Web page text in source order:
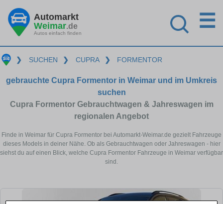
Automarkt
Weimar.de
Autos einfach finden
☰
❯ SUCHEN ❯ CUPRA ❯ FORMENTOR
gebrauchte Cupra Formentor in Weimar und im Umkreis
suchen
Cupra Formentor Gebrauchtwagen & Jahreswagen im
regionalen Angebot
Finde in Weimar für Cupra Formentor bei Automarkt-Weimar.de gezielt Fahrzeuge
dieses Models in deiner Nähe. Ob als Gebrauchtwagen oder Jahreswagen - hier
siehst du auf einen Blick, welche Cupra Formentor Fahrzeuge in Weimar verfügbar
sind.